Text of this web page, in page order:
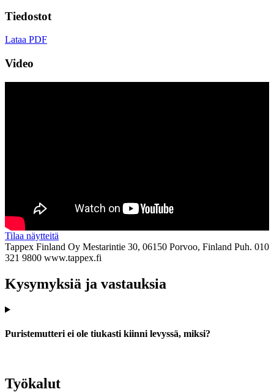
Tiedostot
Lataa PDF
Video
Tilaa näytteitä
Tappex Finland Oy Mestarintie 30, 06150 Porvoo, Finland Puh. 010
321 9800 www.tappex.fi
Kysymyksiä ja vastauksia
Puristemutteri ei ole tiukasti kiinni levyssä, miksi?
Työkalut